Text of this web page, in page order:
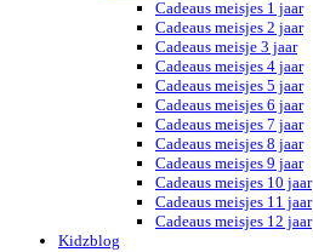
Cadeaus meisjes 1 jaar
Cadeaus meisjes 2 jaar
Cadeaus meisje 3 jaar
Cadeaus meisjes 4 jaar
Cadeaus meisjes 5 jaar
Cadeaus meisjes 6 jaar
Cadeaus meisjes 7 jaar
Cadeaus meisjes 8 jaar
Cadeaus meisjes 9 jaar
Cadeaus meisjes 10 jaar
Cadeaus meisjes 11 jaar
Cadeaus meisjes 12 jaar
Kidzblog